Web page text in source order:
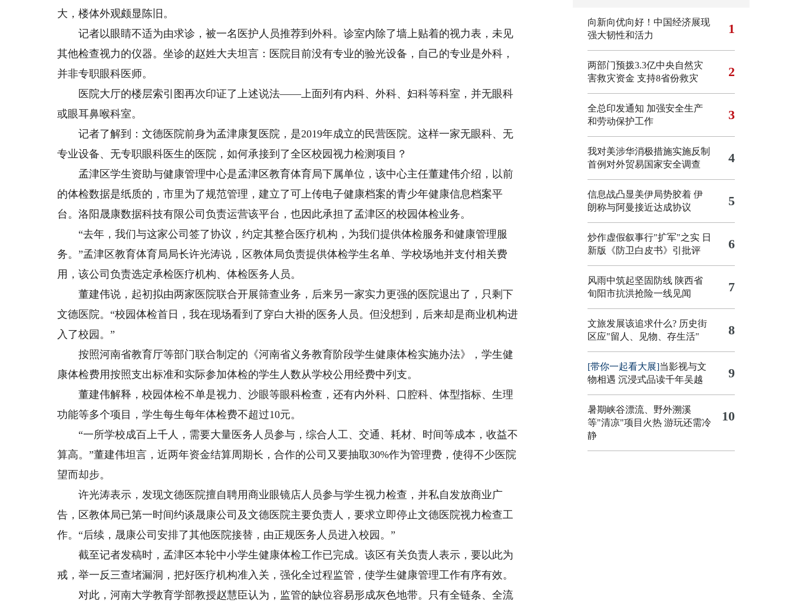
大，楼体外观颇显陈旧。
记者以眼睛不适为由求诊，被一名医护人员推荐到外科。诊室内除了墙上贴着的视力表，未见
其他检查视力的仪器。坐诊的赵姓大夫坦言：医院目前没有专业的验光设备，自己的专业是外科，
并非专职眼科医师。
医院大厅的楼层索引图再次印证了上述说法——上面列有内科、外科、妇科等科室，并无眼科
或眼耳鼻喉科室。
记者了解到：文德医院前身为孟津康复医院，是2019年成立的民营医院。这样一家无眼科、无
专业设备、无专职眼科医生的医院，如何承接到了全区校园视力检测项目？
孟津区学生资助与健康管理中心是孟津区教育体育局下属单位，该中心主任董建伟介绍，以前
的体检数据是纸质的，市里为了规范管理，建立了可上传电子健康档案的青少年健康信息档案平
台。洛阳晟康数据科技有限公司负责运营该平台，也因此承担了孟津区的校园体检业务。
“去年，我们与这家公司签了协议，约定其整合医疗机构，为我们提供体检服务和健康管理服
务。”孟津区教育体育局局长许光涛说，区教体局负责提供体检学生名单、学校场地并支付相关费
用，该公司负责选定承检医疗机构、体检医务人员。
董建伟说，起初拟由两家医院联合开展筛查业务，后来另一家实力更强的医院退出了，只剩下
文德医院。“校园体检首日，我在现场看到了穿白大褂的医务人员。但没想到，后来却是商业机构进
入了校园。”
按照河南省教育厅等部门联合制定的《河南省义务教育阶段学生健康体检实施办法》，学生健
康体检费用按照支出标准和实际参加体检的学生人数从学校公用经费中列支。
董建伟解释，校园体检不单是视力、沙眼等眼科检查，还有内外科、口腔科、体型指标、生理
功能等多个项目，学生每生每年体检费不超过10元。
“一所学校成百上千人，需要大量医务人员参与，综合人工、交通、耗材、时间等成本，收益不
算高。”董建伟坦言，近两年资金结算周期长，合作的公司又要抽取30%作为管理费，使得不少医院
望而却步。
许光涛表示，发现文德医院擅自聘用商业眼镜店人员参与学生视力检查，并私自发放商业广
告，区教体局已第一时间约谈晟康公司及文德医院主要负责人，要求立即停止文德医院视力检查工
作。“后续，晟康公司安排了其他医院接替，由正规医务人员进入校园。”
截至记者发稿时，孟津区本轮中小学生健康体检工作已完成。该区有关负责人表示，要以此为
戒，举一反三查堵漏洞，把好医疗机构准入关，强化全过程监管，使学生健康管理工作有序有效。
对此，河南大学教育学部教授赵慧臣认为，监管的缺位容易形成灰色地带。只有全链条、全流
向新向优向好！中国经济展现
强大韧性和活力
1
两部门预拨3.3亿中央自然灾
害救灾资金 支持8省份救灾
2
全总印发通知 加强安全生产
和劳动保护工作
3
我对美涉华消极措施实施反制
首例对外贸易国家安全调查
4
信息战凸显美伊局势胶着 伊
朗称与阿曼接近达成协议
5
炒作虚假叙事行"扩军"之实 日
新版《防卫白皮书》引批评
6
风雨中筑起坚固防线 陕西省
旬阳市抗洪抢险一线见闻
7
文旅发展该追求什么? 历史街
区应"留人、见物、存生活"
8
[带你一起看大展]当影视与文
物相遇 沉浸式品读千年吴越
9
暑期峡谷漂流、野外溯溪
等"清凉"项目火热 游玩还需冷
静
10